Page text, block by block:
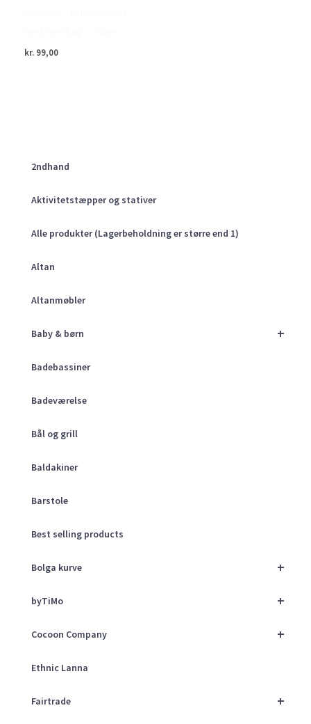
2ndhand
Aktivitetstæpper og stativer
Alle produkter (Lagerbeholdning er større end 1)
Altan
Altanmøbler
+
Baby & børn
Badebassiner
Badeværelse
Bål og grill
Baldakiner
Barstole
Best selling products
+
Bolga kurve
+
byTiMo
+
Cocoon Company
Ethnic Lanna
+
Fairtrade
kr. 99,00